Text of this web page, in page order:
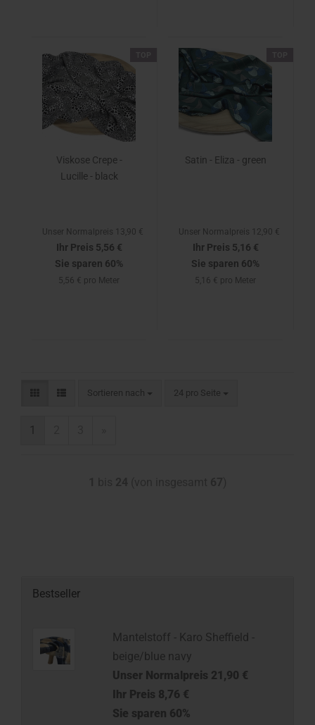
Viskose Crepe -
Lucille - black
Unser Normalpreis 13,90 €
Ihr Preis 5,56 €
Sie sparen 60%
5,56 € pro Meter
Satin - Eliza - green
Unser Normalpreis 12,90 €
Ihr Preis 5,16 €
Sie sparen 60%
5,16 € pro Meter
Sortieren nach 24 pro Seite
1
Bestseller
Mantelstoff - Karo Sheffield -
beige/blue navy
Unser Normalpreis 21,90 €
Ihr Preis 8,76 €
Sie sparen 60%